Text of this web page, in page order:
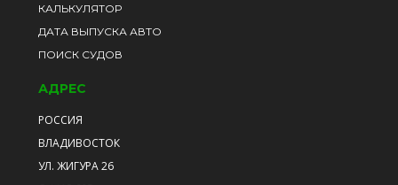
КАЛЬКУЛЯТОР
ДАТА ВЫПУСКА АВТО
ПОИСК СУДОВ
АДРЕС
РОССИЯ
ВЛАДИВОСТОК
УЛ. ЖИГУРА 26